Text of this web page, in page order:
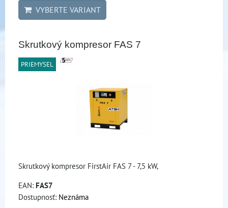
VYBERTE VARIANT
Skrutkový kompresor FAS 7
PRIEMYSEL
Skrutkový kompresor FirstAir FAS 7 - 7,5 kW,
EAN: FAS7
Dostupnosť: Neznáma